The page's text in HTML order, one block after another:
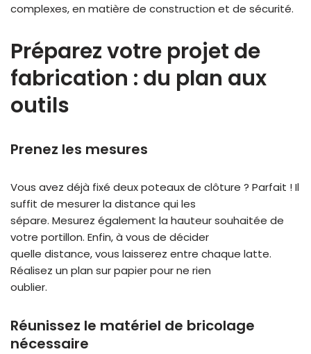
complexes, en matière de construction et de sécurité.
Préparez votre projet de
fabrication : du plan aux
outils
Prenez les mesures
Vous avez déjà fixé deux poteaux de clôture ? Parfait ! Il
suffit de mesurer la distance qui les
sépare. Mesurez également la hauteur souhaitée de
votre portillon. Enfin, à vous de décider
quelle distance, vous laisserez entre chaque latte.
Réalisez un plan sur papier pour ne rien
oublier.
Réunissez le matériel de bricolage
nécessaire